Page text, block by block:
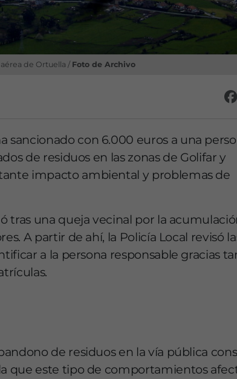
de Ortuella / Foto de Archivo
sancionado con 6.000 euros a una
de residuos en las zonas de Golifar y
impacto ambiental y problemas de
tras una queja vecinal por la
A partir de ahí, la Policía Local revisó
a la persona responsable gracias
de residuos en la vía pública
que este tipo de comportamientos